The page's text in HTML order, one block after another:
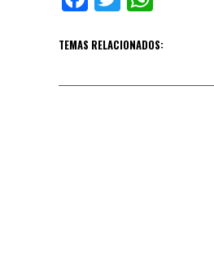
TEMAS RELACIONADOS: